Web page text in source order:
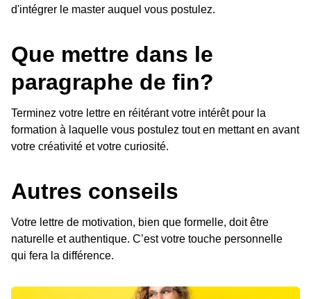
d'intégrer le master auquel vous postulez.
Que mettre dans le
paragraphe de fin?
Terminez votre lettre en réitérant votre intérêt pour la
formation à laquelle vous postulez tout en mettant en avant
votre créativité et votre curiosité.
Autres conseils
Votre lettre de motivation, bien que formelle, doit être
naturelle et authentique. C’est votre touche personnelle
qui fera la différence.